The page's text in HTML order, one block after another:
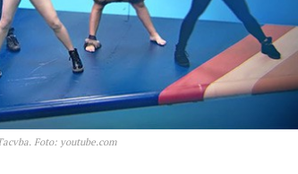
Foto: youtube.com